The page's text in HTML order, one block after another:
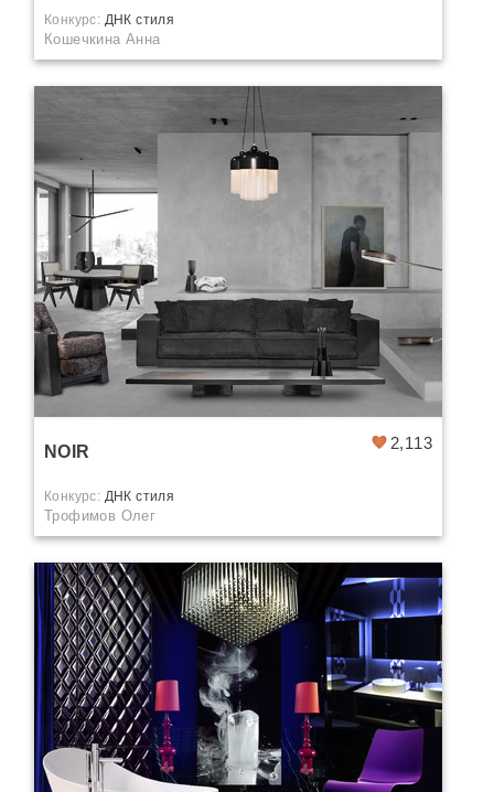
Конкурс: ДНК стиля
Кошечкина Анна
2,113
NOIR
Конкурс: ДНК стиля
Трофимов Олег